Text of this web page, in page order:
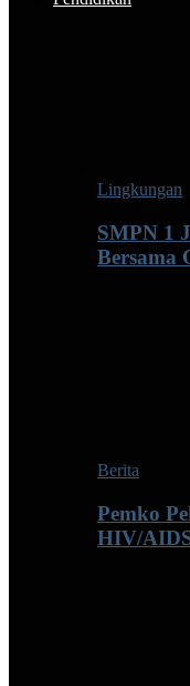
Lingkungan
SMPN 1
Bersama
Berita
Pemko
HIV/